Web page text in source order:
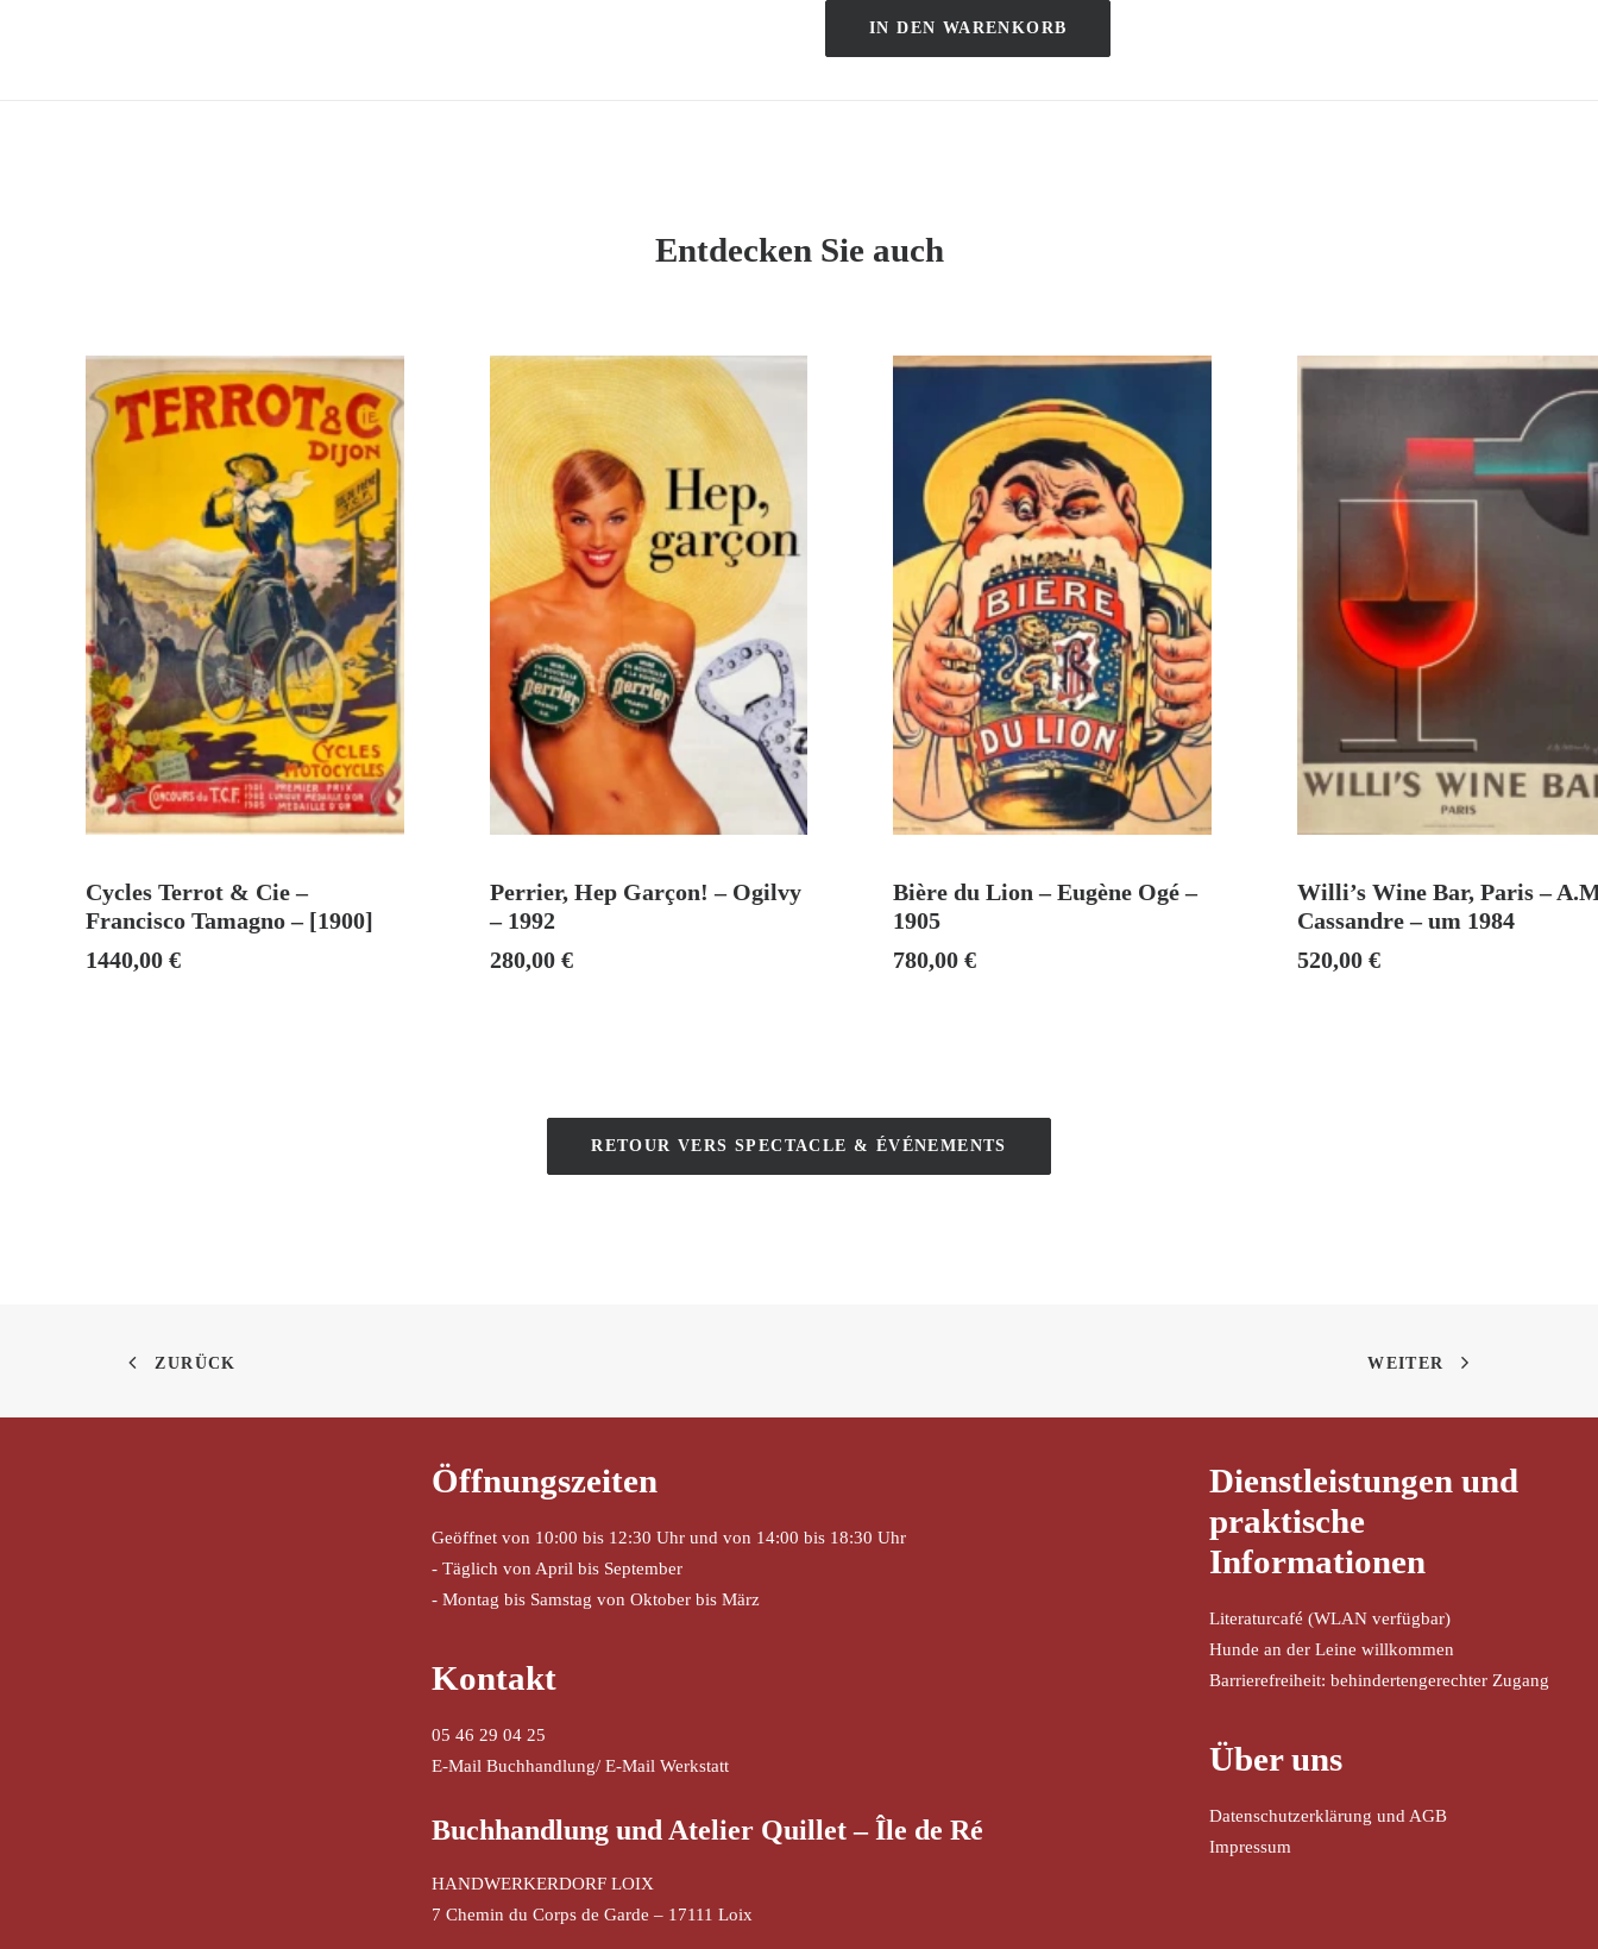
Contemporains“
IN DEN WARENKORB
Entdecken Sie auch
Cycles Terrot & Cie –
Francisco Tamagno – [1900]
1440,00 €
Perrier, Hep Garçon! – Ogilvy
– 1992
280,00 €
Bière du Lion – Eugène Ogé –
1905
780,00€
Willi’s Wine Bar, Paris –
Cassandre – um 1984
520,00€
RETOUR VERS SPECTACLE & ÉVÉNEMENTS
ZURÜCK WEITER
Öffnungszeiten
Geöffnet von 10:00 bis 12:30 Uhr und von 14:00 bis 18:30 Uhr
- Täglich von April bis September
- Montag bis Samstag von Oktober bis März
Kontakt
05 46 29 04 25
E-Mail Buchhandlung/ E-Mail Werkstatt
Buchhandlung und Atelier Quillet – Île de Ré
HANDWERKERDORF LOIX
7 Chemin du Corps de Garde – 17111 Loix
Dienstleistungen und
praktische
Informationen
Literaturcafé (WLAN verfügbar)
Hunde an der Leine willkommen
Barrierefreiheit: behindertengerechter Zugang
Über uns
Datenschutzerklärung und AGB
Impressum